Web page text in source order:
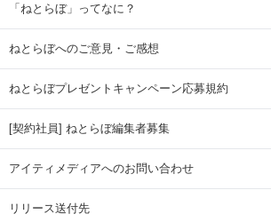
「ねとらぼ」ってなに？
ねとらぼへのご意見・ご感想
ねとらぼプレゼントキャンペーン応募規約
[契約社員] ねとらぼ編集者募集
アイティメディアへのお問い合わせ
リリース送付先